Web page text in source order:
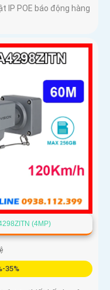
IP POE báo động hàng
(4MP)
35%